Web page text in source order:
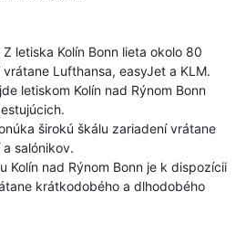
Z letiska Kolín Bonn lieta okolo 80
Lufthansa, easyJet a KLM.
letiskom Kolín nad Rýnom Bonn
širokú škálu zariadení vrátane
salónikov.
Kolín nad Rýnom Bonn je k dispozícii
krátkodobého a dlhodobého